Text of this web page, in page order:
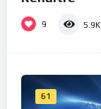
9 5.9K
61